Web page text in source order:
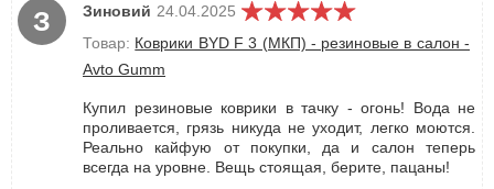
З Зиновий 24.04.2025
Товар: Коврики BYD F 3 (МКП) - резиновые в салон -
Avto Gumm
Купил резиновые коврики в тачку - огонь! Вода не
проливается, грязь никуда не уходит, легко моются.
Реально кайфую от покупки, да и салон теперь
всегда на уровне. Вещь стоящая, берите, пацаны!